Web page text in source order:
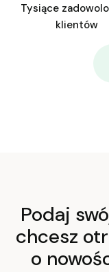
Tysiące
klientów
Podaj
chcesz
o